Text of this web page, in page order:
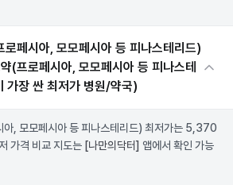
로페시아, 모모페시아 등 피나스테리드)
(프로페시아, 모모페시아 등 피나스테
가장 싼 최저가 병원/약국)
아, 모모페시아 등 피나스테리드) 최저가는 5,370
가격 비교 지도는 [나만의닥터] 앱에서 확인 가능